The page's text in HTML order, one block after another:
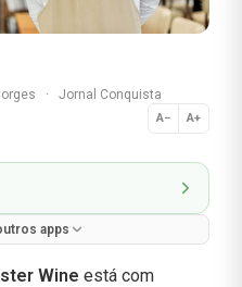
· Jornal Conquista
A− A+
Normal
apps
Wine está com